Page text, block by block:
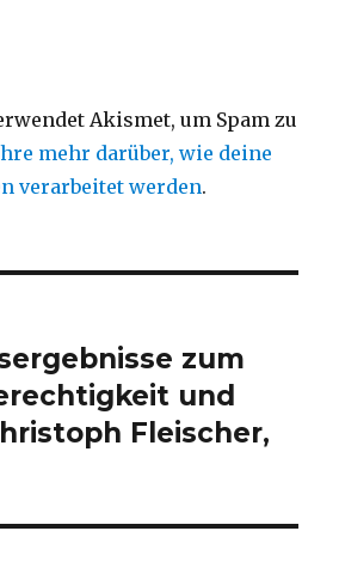
Akismet, um Spam zu
mehr darüber, wie deine
verarbeitet werden.
zum
und
Fleischer,